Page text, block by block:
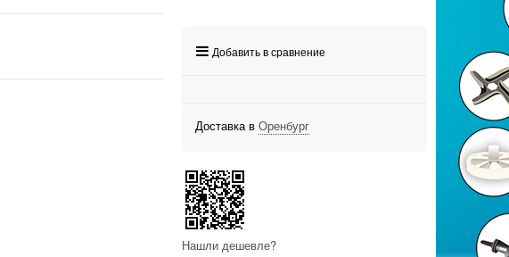
Добавить в сравнение
Доставка в Оренбург
Нашли дешевле?